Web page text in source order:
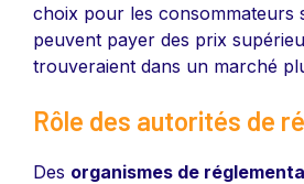
choix pour les consommateurs
peuvent payer des prix
trouveraient dans un marché
Rôle des autorités de
Des organismes de